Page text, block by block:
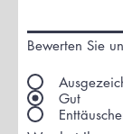
Bewerten Sie
Gut